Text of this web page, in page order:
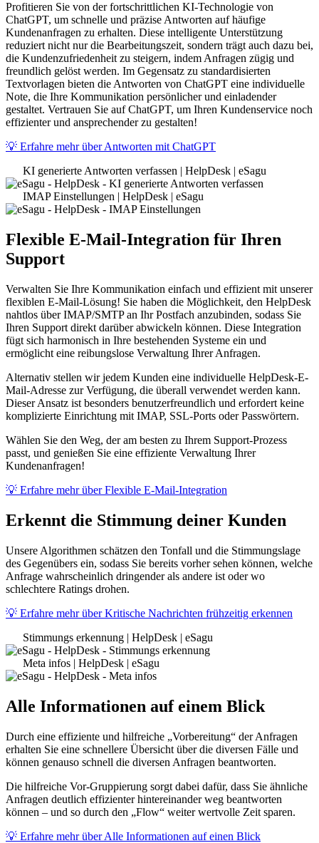
Profitieren Sie von der fortschrittlichen KI-Technologie von
ChatGPT, um schnelle und präzise Antworten auf häufige
Kundenanfragen zu erhalten. Diese intelligente Unterstützung
reduziert nicht nur die Bearbeitungszeit, sondern trägt auch dazu bei,
die Kundenzufriedenheit zu steigern, indem Anfragen zügig und
freundlich gelöst werden. Im Gegensatz zu standardisierten
Textvorlagen bieten die Antworten von ChatGPT eine individuelle
Note, die Ihre Kommunikation persönlicher und einladender
gestaltet. Vertrauen Sie auf ChatGPT, um Ihren Kundenservice noch
effizienter und ansprechender zu gestalten!
💡 Erfahre mehr über Antworten mit ChatGPT
KI generierte Antworten verfassen | HelpDesk | eSagu
IMAP Einstellungen | HelpDesk | eSagu
Flexible E-Mail-Integration für Ihren
Support
Verwalten Sie Ihre Kommunikation einfach und effizient mit unserer
flexiblen E-Mail-Lösung! Sie haben die Möglichkeit, den HelpDesk
nahtlos über IMAP/SMTP an Ihr Postfach anzubinden, sodass Sie
Ihren Support direkt darüber abwickeln können. Diese Integration
fügt sich harmonisch in Ihre bestehenden Systeme ein und
ermöglicht eine reibungslose Verwaltung Ihrer Anfragen.
Alternativ stellen wir jedem Kunden eine individuelle HelpDesk-E-
Mail-Adresse zur Verfügung, die überall verwendet werden kann.
Dieser Ansatz ist besonders benutzerfreundlich und erfordert keine
komplizierte Einrichtung mit IMAP, SSL-Ports oder Passwörtern.
Wählen Sie den Weg, der am besten zu Ihrem Support-Prozess
passt, und genießen Sie eine effiziente Verwaltung Ihrer
Kundenanfragen!
💡 Erfahre mehr über Flexible E-Mail-Integration
Erkennt die Stimmung deiner Kunden
Unsere Algorithmen schätzen den Tonfall und die Stimmungslage
des Gegenübers ein, sodass Sie bereits vorher sehen können, welche
Anfrage wahrscheinlich dringender als andere ist oder wo
schlechtere Ratings drohen.
💡 Erfahre mehr über Kritische Nachrichten frühzeitig erkennen
Stimmungs erkennung | HelpDesk | eSagu
Meta infos | HelpDesk | eSagu
Alle Informationen auf einem Blick
Durch eine effiziente und hilfreiche „Vorbereitung“ der Anfragen
erhalten Sie eine schnellere Übersicht über die diversen Fälle und
können genauso schnell die diversen Anfragen beantworten.
Die hilfreiche Vor-Gruppierung sorgt dabei dafür, dass Sie ähnliche
Anfragen deutlich effizienter hintereinander weg beantworten
können – und so durch den „Flow“ weiter wertvolle Zeit sparen.
💡 Erfahre mehr über Alle Informationen auf einen Blick